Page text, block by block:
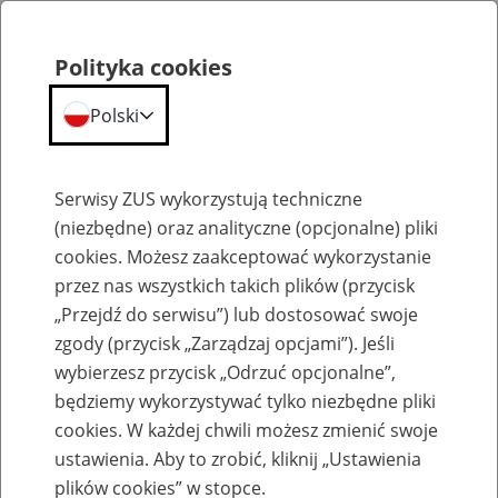
Szkolenia
Zaproś ZUS do siebie: Aktywni 50+
Polityka cookies
Polski
Serwisy ZUS wykorzystują techniczne
(niezbędne) oraz analityczne (opcjonalne) pliki
cookies. Możesz zaakceptować wykorzystanie
przez nas wszystkich takich plików (przycisk
„Przejdź do serwisu”) lub dostosować swoje
zgody (przycisk „Zarządzaj opcjami”). Jeśli
wybierzesz przycisk „Odrzuć opcjonalne”,
będziemy wykorzystywać tylko niezbędne pliki
cookies. W każdej chwili możesz zmienić swoje
ustawienia. Aby to zrobić, kliknij „Ustawienia
plików cookies” w stopce.